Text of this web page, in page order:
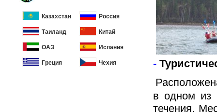
Казахстан Россия
Таиланд Китай
ОАЭ Испания
Греция Чехия -
в одном из
течения.